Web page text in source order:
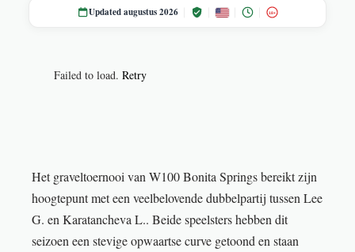
Updated augustus 2026 18+
Failed to load. Retry
Het graveltoernooi van W100 Bonita Springs bereikt zijn
hoogtepunt met een veelbelovende dubbelpartij tussen Lee
G. en Karatancheva L.. Beide speelsters hebben dit
seizoen een stevige opwaartse curve getoond en staan